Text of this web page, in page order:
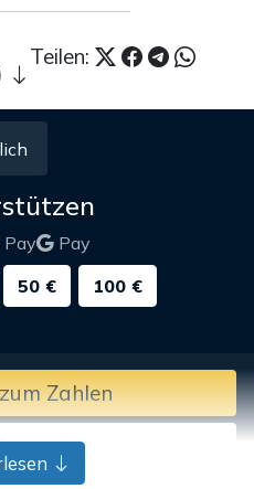
Teilen:
Pay
Pay
50 € 100 €
Zahlen